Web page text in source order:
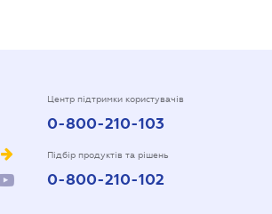
Центр підтримки користувачів
0-800-210-103
Підбір продуктів та рішень
0-800-210-102